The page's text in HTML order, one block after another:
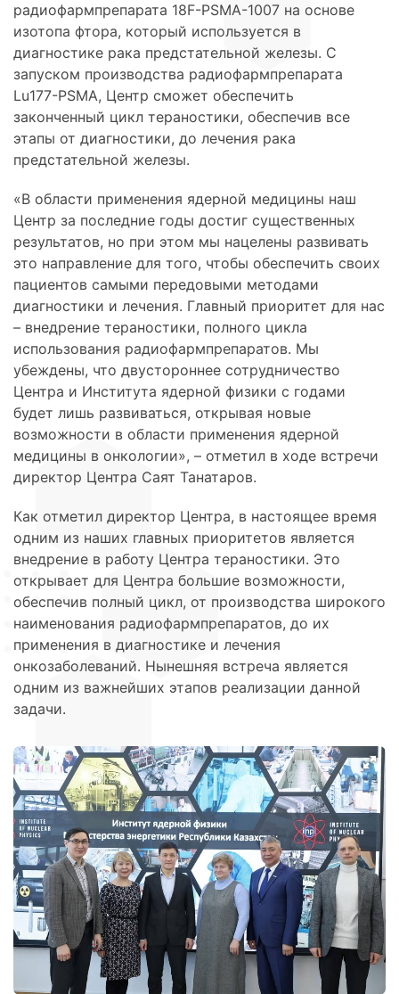
радиофармпрепарата 18F-PSMA-1007 на основе
изотопа фтора, который используется в
диагностике рака предстательной железы. С
запуском производства радиофармпрепарата
Lu177-PSMA, Центр сможет обеспечить
законченный цикл тераностики, обеспечив все
этапы от диагностики, до лечения рака
предстательной железы.
«В области применения ядерной медицины наш
Центр за последние годы достиг существенных
результатов, но при этом мы нацелены развивать
это направление для того, чтобы обеспечить своих
пациентов самыми передовыми методами
диагностики и лечения. Главный приоритет для нас
– внедрение тераностики, полного цикла
использования радиофармпрепаратов. Мы
убеждены, что двустороннее сотрудничество
Центра и Института ядерной физики с годами
будет лишь развиваться, открывая новые
возможности в области применения ядерной
медицины в онкологии», – отметил в ходе встречи
директор Центра Саят Танатаров.
Как отметил директор Центра, в настоящее время
одним из наших главных приоритетов является
внедрение в работу Центра тераностики. Это
открывает для Центра большие возможности,
обеспечив полный цикл, от производства широкого
наименования радиофармпрепаратов, до их
применения в диагностике и лечения
онкозаболеваний. Нынешняя встреча является
одним из важнейших этапов реализации данной
задачи.